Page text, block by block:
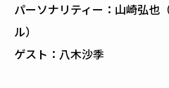
パーソナリティー：山崎弘也
ル）
ゲスト：八木沙季